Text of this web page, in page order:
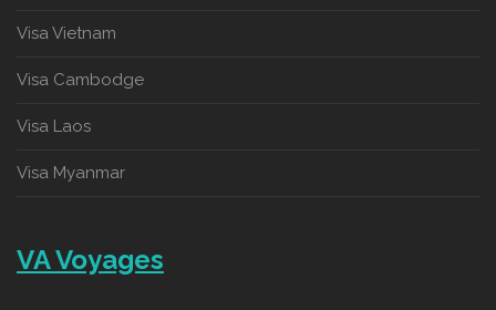
Visa Vietnam
Visa Cambodge
Visa Laos
Visa Myanmar
VA Voyages